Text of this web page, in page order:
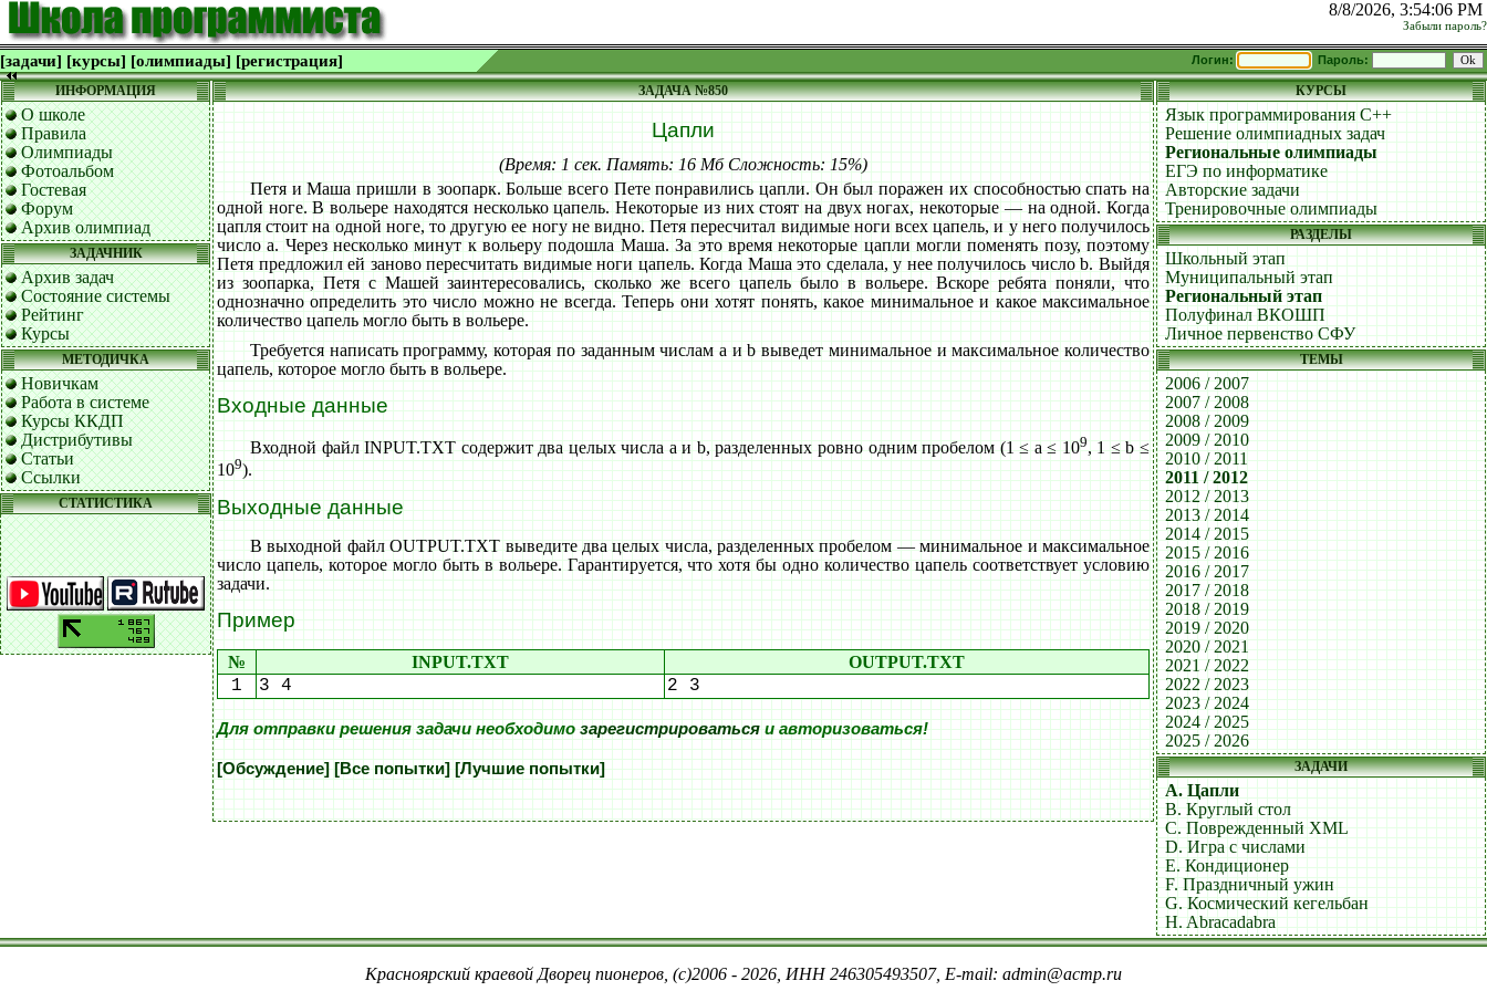
8/8/2026, 3:54:06 PM
Забыли пароль?
[задачи] [курсы] [олимпиады] [регистрация] Логин: Пароль:
ИНФОРМАЦИЯ
О школе
Правила
Олимпиады
Фотоальбом
Гостевая
Форум
Архив олимпиад
ЗАДАЧНИК
Архив задач
Состояние системы
Рейтинг
Курсы
МЕТОДИЧКА
Новичкам
Работа в системе
Курсы ККДП
Дистрибутивы
Статьи
Ссылки
СТАТИСТИКА
ЗАДАЧА №850
Цапли
(Время: 1 сек. Память: 16 Мб Сложность: 15%)
Петя и Маша пришли в зоопарк. Больше всего Пете понравились цапли. Он был поражен их способностью спать на
одной ноге. В вольере находятся несколько цапель. Некоторые из них стоят на двух ногах, некоторые — на одной. Когда
цапля стоит на одной ноге, то другую ее ногу не видно. Петя пересчитал видимые ноги всех цапель, и у него получилось
число a. Через несколько минут к вольеру подошла Маша. За это время некоторые цапли могли поменять позу, поэтому
Петя предложил ей заново пересчитать видимые ноги цапель. Когда Маша это сделала, у нее получилось число b. Выйдя
из зоопарка, Петя с Машей заинтересовались, сколько же всего цапель было в вольере. Вскоре ребята поняли, что
однозначно определить это число можно не всегда. Теперь они хотят понять, какое минимальное и какое максимальное
количество цапель могло быть в вольере.
Требуется написать программу, которая по заданным числам a и b выведет минимальное и максимальное количество
цапель, которое могло быть в вольере.
Входные данные
Входной файл INPUT.TXT содержит два целых числа a и b, разделенных ровно одним пробелом (1 ≤ a ≤ 109, 1 ≤ b ≤
109).
Выходные данные
В выходной файл OUTPUT.TXT выведите два целых числа, разделенных пробелом — минимальное и максимальное
число цапель, которое могло быть в вольере. Гарантируется, что хотя бы одно количество цапель соответствует условию
задачи.
Пример
№ INPUT.TXT OUTPUT.TXT
1 3 4 2 3
Для отправки решения задачи необходимозарегистрироватьсяи авторизоваться!
[Обсуждение] [Все попытки] [Лучшие попытки]
КУРСЫ
Язык программирования C++
Решение олимпиадных задач
Региональные олимпиады
ЕГЭ по информатике
Авторские задачи
Тренировочные олимпиады
РАЗДЕЛЫ
Школьный этап
Муниципальный этап
Региональный этап
Полуфинал ВКОШП
Личное первенство СФУ
ТЕМЫ
2006 / 2007
2007 / 2008
2008 / 2009
2009 / 2010
2010 / 2011
2011 / 2012
2012 / 2013
2013 / 2014
2014 / 2015
2015 / 2016
2016 / 2017
2017 / 2018
2018 / 2019
2019 / 2020
2020 / 2021
2021 / 2022
2022 / 2023
2023 / 2024
2024 / 2025
2025 / 2026
ЗАДАЧИ
A. Цапли
B. Круглый стол
C. Поврежденный XML
D. Игра с числами
E. Кондиционер
F. Праздничный ужин
G. Космический кегельбан
H. Abracadabra
Красноярский краевой Дворец пионеров, (c)2006 - 2026, ИНН 246305493507, E-mail: admin@acmp.ru